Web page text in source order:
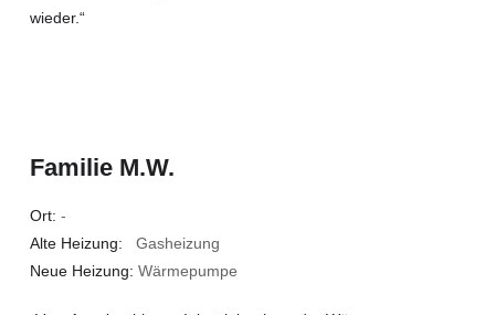
wieder.“
Familie M.W.
Ort: -
Alte Heizung: Gasheizung
Neue Heizung: Wärmepumpe